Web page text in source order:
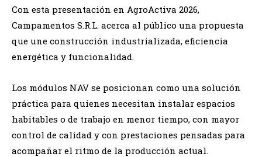
Con esta presentación en AgroActiva 2026,
Campamentos S.R.L. acerca al público una propuesta
que une construcción industrializada, eficiencia
energética y funcionalidad.
Los módulos NAV se posicionan como una solución
práctica para quienes necesitan instalar espacios
habitables o de trabajo en menor tiempo, con mayor
control de calidad y con prestaciones pensadas para
acompañar el ritmo de la producción actual.